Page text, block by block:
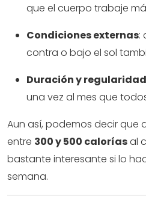
que el cuerpo trabaje
Condiciones externas:
contra o bajo el sol
Duración y regularidad
una vez al mes que
Aun así, podemos decir que
entre 300 y 500 caloríasal
bastante interesante si lo
semana.